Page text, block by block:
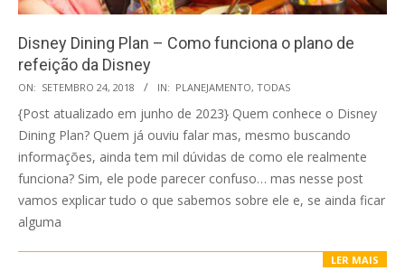
Disney Dining Plan – Como funciona o plano de
refeição da Disney
2018-
09-
24
ON: SETEMBRO 24, 2018 IN: PLANEJAMENTO, TODAS
{Post atualizado em junho de 2023} Quem conhece o Disney
Dining Plan? Quem já ouviu falar mas, mesmo buscando
informações, ainda tem mil dúvidas de como ele realmente
funciona? Sim, ele pode parecer confuso… mas nesse post
vamos explicar tudo o que sabemos sobre ele e, se ainda ficar
alguma
LER MAIS